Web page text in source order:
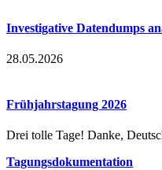
Investigative Datendumps
28.05.2026
Frühjahrstagung 2026
Drei tolle Tage! Danke,
Tagungsdokumentation